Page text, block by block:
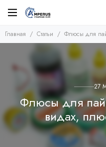
Главная Статьи Флюсы для
27
Флюсы для
видах,